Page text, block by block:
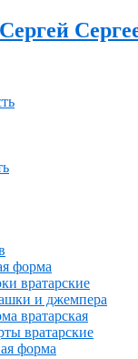
форма
вратарские
и джемпера
вратарская
вратарские
форма